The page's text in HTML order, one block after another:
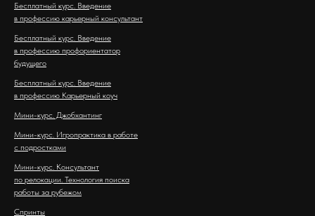
Бесплатный курс. Введение
в профессию карьерный консультант
Бесплатный курс. Введение
в профессию профориентатор
будущего
Бесплатный курс. Введение
в профессию Карьерный коуч
Мини-курс. Джобхантинг
Мини-курс. Игропрактика в работе
с подростками
Мини-курс. Консультант
по релокации. Технология поиска
работы за рубежом
Спринты